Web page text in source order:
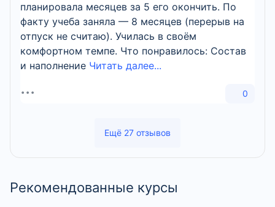
планировала месяцев за 5 его окончить. По
факту учеба заняла — 8 месяцев (перерыв на
отпуск не считаю). Училась в своём
комфортном темпе. Что понравилось: Состав
и наполнение Читать далее...
0
Ещё 27 отзывов
Рекомендованные курсы